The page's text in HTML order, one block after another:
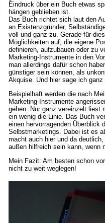
Eindruck über ein Buch etwas
hängen geblieben ist.
Das Buch richtet sich laut den
an Existenzgründer,
voll und ganz zu. Gerade für
Möglichkeiten auf, die eigene
definieren, aufzubauen oder zu
Marketing-Instrumente in den
man allerdings dafür schon
günstiger sein können, als
Akquise. Und hier sage ich
Beispielhaft werden die nach
Marketing-Instrumente
gehen. Nur ganz vereinzelt liest
ein wenig die Linie. Das Buch
einen hervorragenden Überblick
Selbstmarketings. Dabei ist es
macht auch hier und da
außen hilfreich sein kann, wenn
Mein Fazit: Am besten schon
nicht zu weit weglegen!